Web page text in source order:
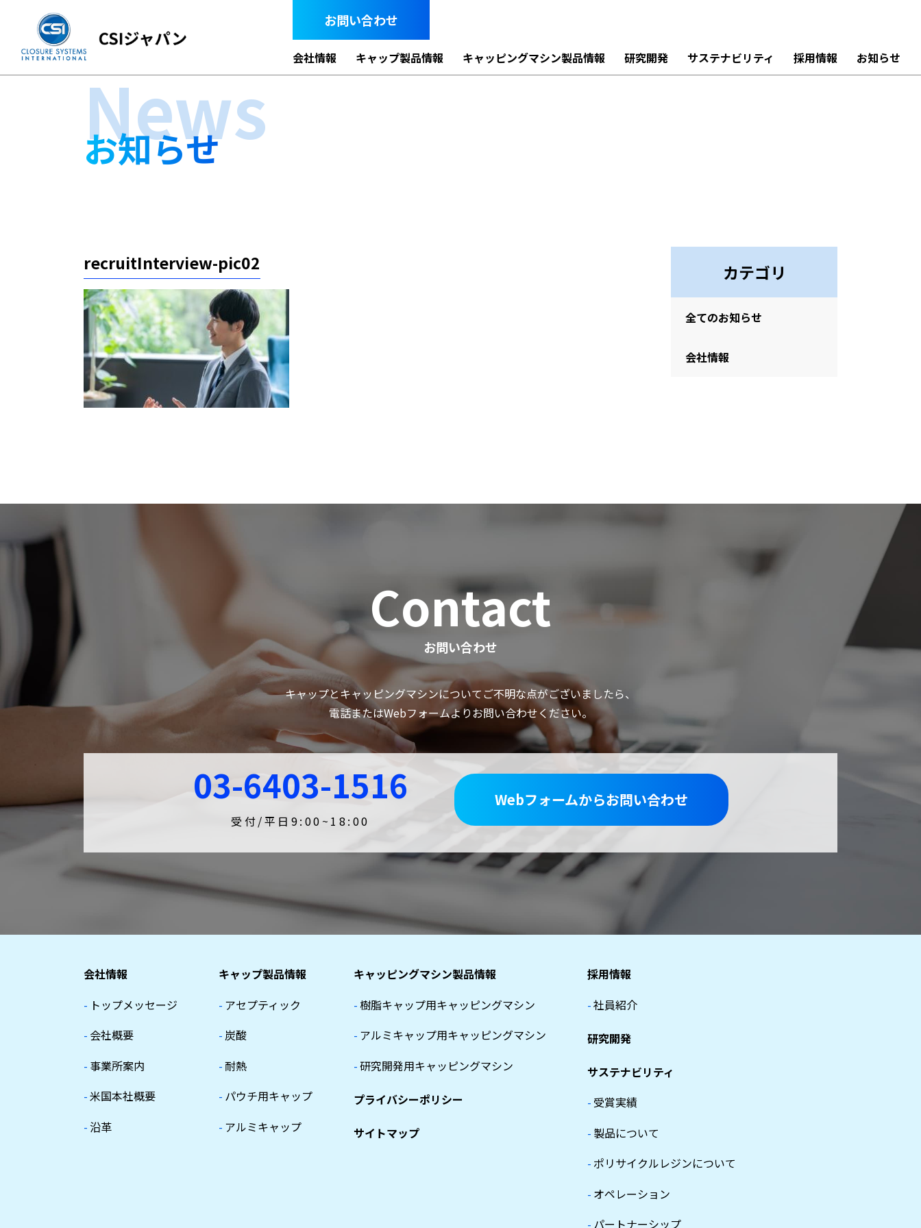
お問い合わせ
会社情報 キャップ製品情報 キャッピングマシン製品情報 研究開発 サステナビリティ 採用情報 お知らせ
News
お知らせ
recruitInterview-pic02 カテゴリ
全てのお知らせ
会社情報
Contact
お問い合わせ
キャップとキャッピングマシンについてご不明な点がございましたら、
電話またはWebフォームよりお問い合わせください。
03-6403-1516
受付/平日9:00~18:00
Webフォームからお問い合わせ
会社情報
- トップメッセージ
- 会社概要
- 事業所案内
-米国本社概要
- 沿革
キャップ製品情報
- アセプティック
- 炭酸
-耐熱
- パウチ用キャップ
- アルミキャップ
キャッピングマシン製品情報
- 樹脂キャップ用キャッピングマシン
- アルミキャップ用キャッピングマシン
-研究開発用キャッピングマシン
プライバシーポリシー
サイトマップ
採用情報
-社員紹介
研究開発
サステナビリティ
- 受賞実績
- 製品について
- ポリサイクルレジンについて
- オペレーション
- パートナーシップ